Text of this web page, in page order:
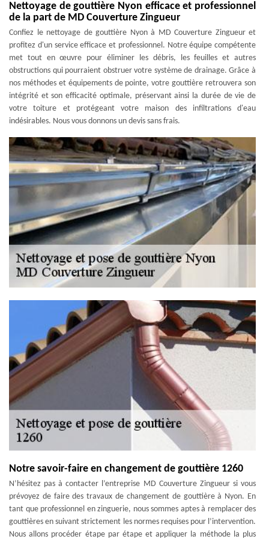
Nettoyage de gouttière Nyon efficace et professionnel
de la part de MD Couverture Zingueur
Confiez le nettoyage de gouttière Nyon à MD Couverture Zingueur et
profitez d'un service efficace et professionnel. Notre équipe compétente
met tout en œuvre pour éliminer les débris, les feuilles et autres
obstructions qui pourraient obstruer votre système de drainage. Grâce à
nos méthodes et équipements de pointe, votre gouttière retrouvera son
intégrité et son efficacité optimale, préservant ainsi la durée de vie de
votre toiture et protégeant votre maison des infiltrations d'eau
indésirables. Nous vous donnons un devis sans frais.
Notre savoir-faire en changement de gouttière 1260
N’hésitez pas à contacter l’entreprise MD Couverture Zingueur si vous
prévoyez de faire des travaux de changement de gouttière à Nyon. En
tant que professionnel en zinguerie, nous sommes aptes à remplacer des
gouttières en suivant strictement les normes requises pour l’intervention.
Nous allons procéder étape par étape et appliquer la méthode la plus